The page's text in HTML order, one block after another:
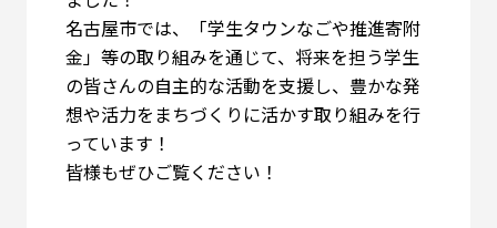
名古屋市では、「学生タウンなごや推進寄附
金」等の取り組みを通じて、将来を担う学生
の皆さんの自主的な活動を支援し、豊かな発
想や活力をまちづくりに活かす取り組みを行
っています！
皆様もぜひご覧ください！